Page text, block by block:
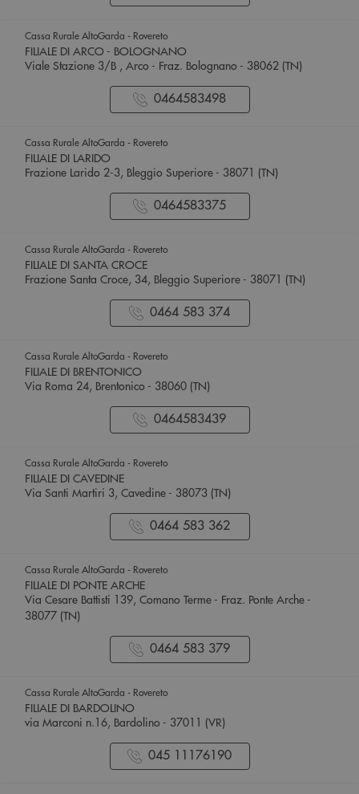
Cassa Rurale AltoGarda - Rovereto
FILIALE DI ARCO - BOLOGNANO
Viale Stazione 3/B , Arco - Fraz. Bolognano - 38062 (TN)
0464583498
Cassa Rurale AltoGarda - Rovereto
FILIALE DI LARIDO
Frazione Larido 2-3, Bleggio Superiore - 38071 (TN)
0464583375
Cassa Rurale AltoGarda - Rovereto
FILIALE DI SANTA CROCE
Frazione Santa Croce, 34, Bleggio Superiore - 38071 (TN)
0464 583 374
Cassa Rurale AltoGarda - Rovereto
FILIALE DI BRENTONICO
Via Roma 24, Brentonico - 38060 (TN)
0464583439
Cassa Rurale AltoGarda - Rovereto
FILIALE DI CAVEDINE
Via Santi Martiri 3, Cavedine - 38073 (TN)
0464 583 362
Cassa Rurale AltoGarda - Rovereto
FILIALE DI PONTE ARCHE
Via Cesare Battisti 139, Comano Terme - Fraz. Ponte Arche -
38077 (TN)
0464 583 379
Cassa Rurale AltoGarda - Rovereto
FILIALE DI BARDOLINO
via Marconi n.16, Bardolino - 37011 (VR)
045 11176190